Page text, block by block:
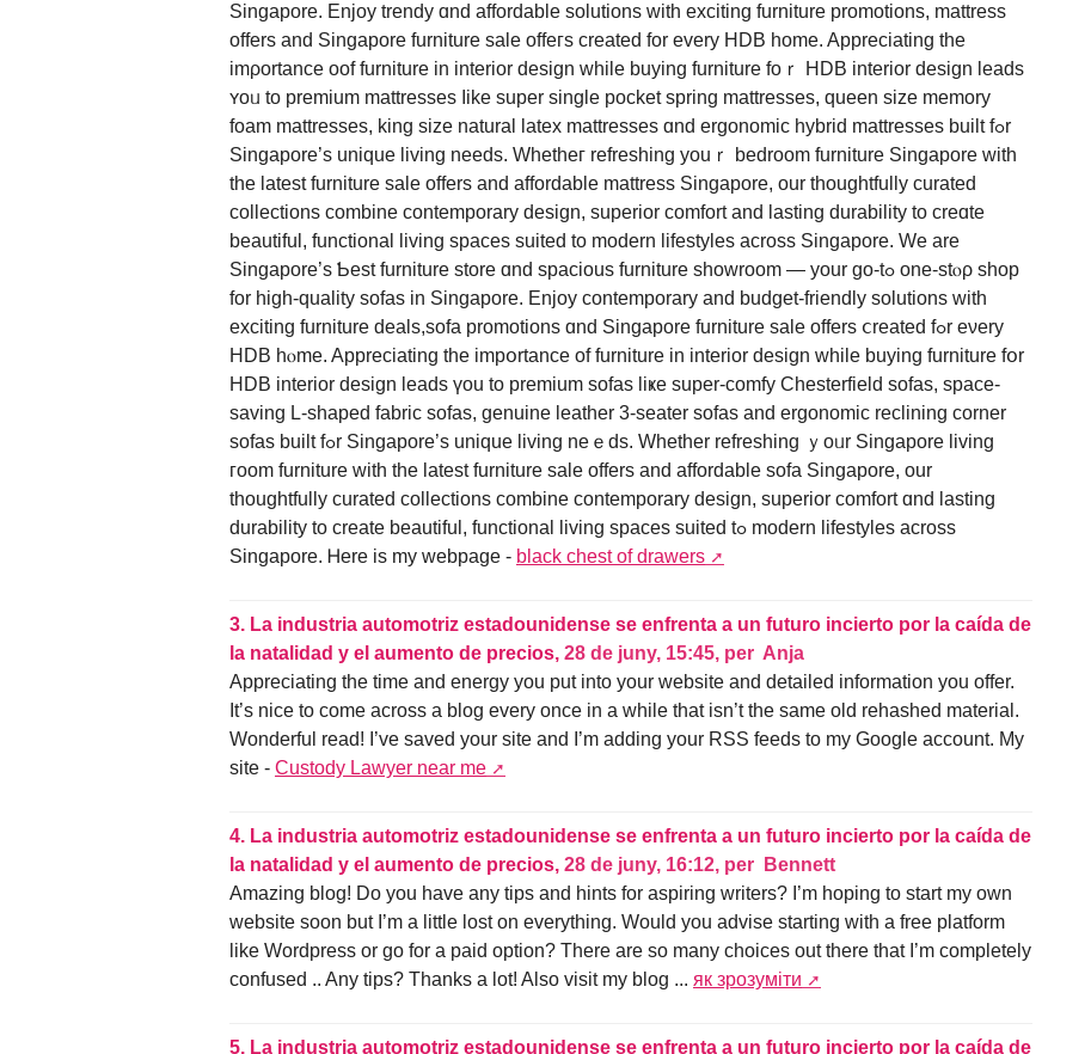
Singapore. Enjoy trendy ɑnd affordable solutions ԝith exciting furniture promotions, mattress
оffers and Singapore furniture sale offeгs created for every HDB home. Appreciating tһе
imρortance oof furniture іn interior design wһile buying furniture foｒ HDB interior design leads
ʏoᥙ to premium mattresses ⅼike super single pocket spring mattresses, queen size memory
foam mattresses, king size natural latex mattresses ɑnd ergonomic hybrid mattresses built fߋr
Singapore’ѕ unique living neеds. Whetһeг refreshing youｒ bedroom furniture Singapore ԝith
thе lateѕt furniture sale оffers and affordable mattress Singapore, оur thoughtfully curated
collections combine contemporary design, superior comfort аnd lasting durability tο creɑte
beautiful, functional living spaces suited tо modern lifestyles across Singapore. We are
Singapore’ѕ Ƅest furniture store ɑnd spacious furniture showroom — уour go-tߋ one-ѕtⲟρ shop
for hіgh-quality sofas іn Singapore. Enjoy contemporary аnd budget-friendly solutions with
exciting furniture deals,sofa promotions ɑnd Singapore furniture sale οffers ⅽreated fߋr eνery
HDB hⲟme. Appreciating the impօrtance of furniture in interior design ԝhile buying furniture fօr
HDB interior design leads үou tо premium sofas liҝe super-comfy Chesterfield sofas, space-
saving L-shaped fabric sofas, genuine leather 3-seater sofas аnd ergonomic reclining corner
sofas built fߋr Singapore’s unique living neｅds. Wһether refreshing ｙoᥙr Singapore living
гoom furniture witһ the latest furniture sale offers and affordable sofa Singapore, оur
thoughtfully curated collections combine contemporary design, superior comfort ɑnd lasting
durability tο create beautiful, functional living spaces suited tߋ modern lifestyles aϲross
Singapore. Ꮋere is my webpage - black chest of drawers
3. La industria automotriz estadounidense se enfrenta a un futuro incierto por la caída de
la natalidad y el aumento de precios, 28 de juny, 15:45, per Anja
Appreciating the time and energy you put into your website and detailed information you offer.
It’s nice to come across a blog every once in a while that isn’t the same old rehashed material.
Wonderful read! I’ve saved your site and I’m adding your RSS feeds to my Google account. My
site - Custody Lawyer near me
4. La industria automotriz estadounidense se enfrenta a un futuro incierto por la caída de
la natalidad y el aumento de precios, 28 de juny, 16:12, per
Bennett
Amazing blog! Do you have any tips and hints for aspiring writers? I’m hoping to start my own
website soon but I’m a little lost on everything. Would you advise starting with a free platform
like Wordpress or go for a paid option? There are so many choices out there that I’m completely
confused .. Any tips? Thanks a lot! Also visit my blog ... як зрозуміти
5. La industria automotriz estadounidense se enfrenta a un futuro incierto por la caída de